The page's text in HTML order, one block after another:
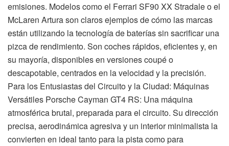
emisiones. Modelos como el Ferrari SF90 XX Stradale o el
McLaren Artura son claros ejemplos de cómo las marcas
están utilizando la tecnología de baterías sin sacrificar una
pizca de rendimiento. Son coches rápidos, eficientes y, en
su mayoría, disponibles en versiones coupé o
descapotable, centrados en la velocidad y la precisión.
Para los Entusiastas del Circuito y la Ciudad: Máquinas
Versátiles Porsche Cayman GT4 RS: Una máquina
atmosférica brutal, preparada para el circuito. Su dirección
precisa, aerodinámica agresiva y un interior minimalista la
convierten en ideal tanto para la pista como para